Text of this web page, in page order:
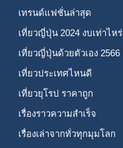
เทรนด์แฟชั่นล่าสุด
เที่ยวญี่ปุ่น 2024 งบเท่าไหร่
เที่ยวญี่ปุ่นด้วยตัวเอง 2566
เที่ยวประเทศไหนดี
เที่ยวยุโรป ราคาถูก
เรื่องราวความสำเร็จ
เรื่องเล่าจากทั่วทุกมุมโลก